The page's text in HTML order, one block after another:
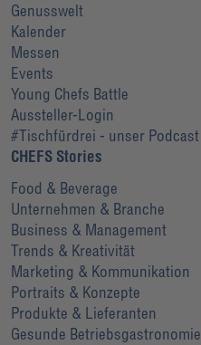
Genusswelt
Kalender
Messen
Events
Young Chefs Battle
Aussteller-Login
#Tischfürdrei - unser Podcast
CHEFS Stories
Food & Beverage
Unternehmen & Branche
Business & Management
Trends & Kreativität
Marketing & Kommunikation
Portraits & Konzepte
Produkte & Lieferanten
Gesunde Betriebsgastronomie